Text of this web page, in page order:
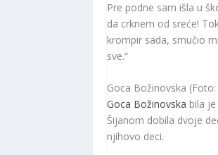
Pre podne sam išla u
da crknem od sreće!
krompir sada, smučio
sve.“
Goca Božinovska
Goca Božinovska bila
Šijanom dobila dvoje
njihovo deci.